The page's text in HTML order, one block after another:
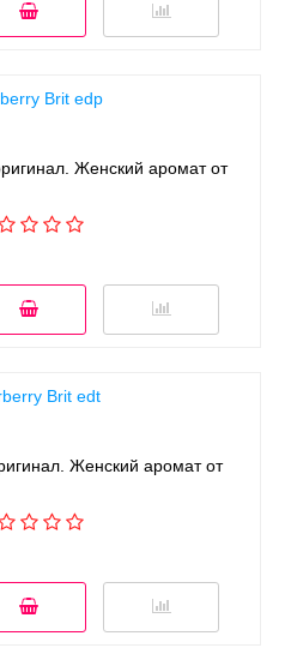
Женский аромат от
Женский аромат от